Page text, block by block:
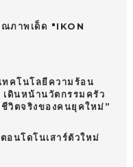
ภาพเด็ด "IKON
คโนโลยีความร้อน
เดินหน้านวัตกรรมครัว
วิตจริงของคนยุคใหม่”
อนโดโนเสาร์ตัวใหม่